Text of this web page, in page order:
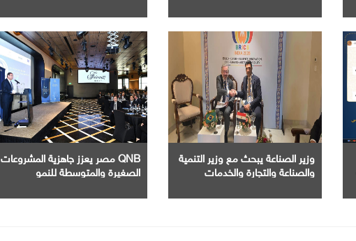
المستثمر
وزير الصناعة يبحث مع وزير التنمية
والصناعة والتجارة والخدمات
التجارية مع البرازيل إلى شراكة
QNB مصر يعزز جاهزية المشروعات
الصغيرة والمتوسطة للنمو
المشروعات الصغيرة والمتوسطة